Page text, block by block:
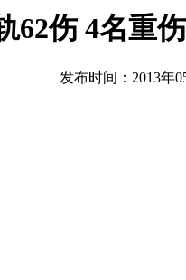
62伤 4名重
发布时间：2013年